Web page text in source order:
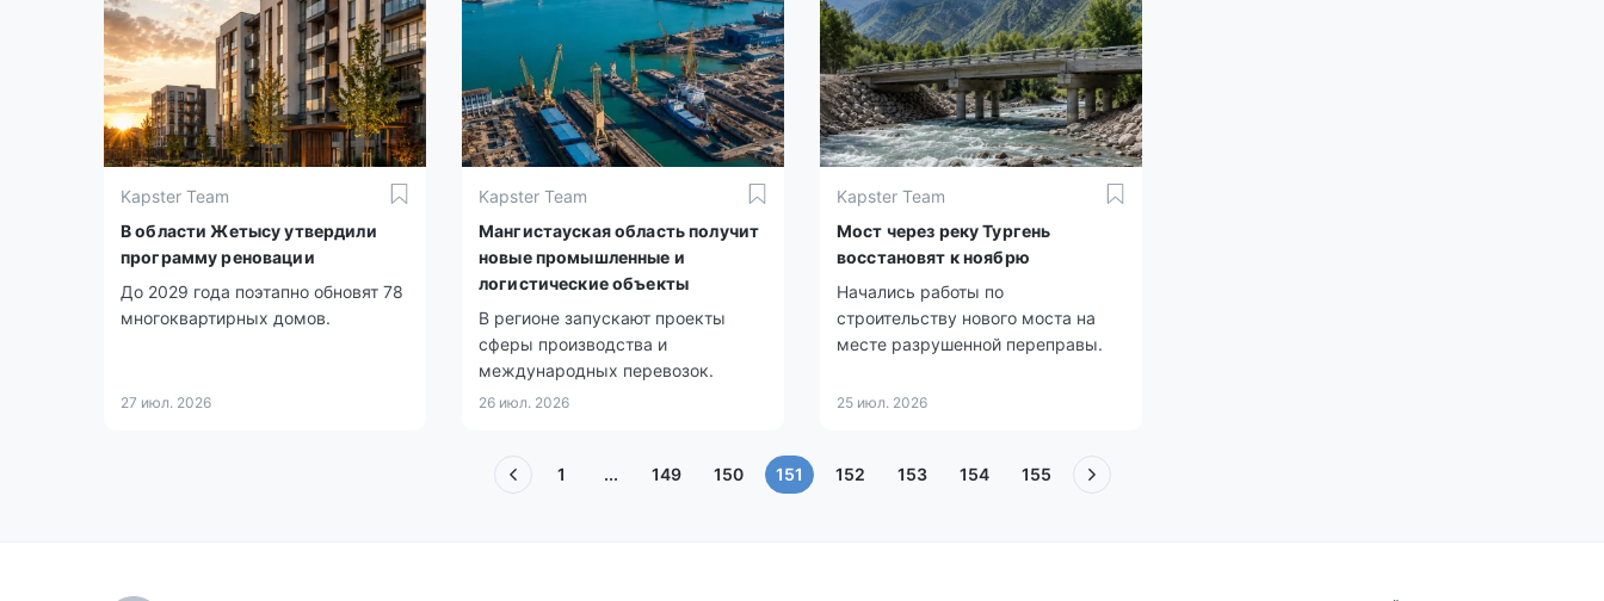
Kapster Team
В области Жетысу утвердили
программу реновации
До 2029 года поэтапно обновят 78
многоквартирных домов.
27 июл. 2026
Kapster Team
Мангистауская область получит
новые промышленные и
логистические объекты
В регионе запускают проекты
сферы производства и
международных перевозок.
26 июл. 2026
Kapster Team
Мост через реку Тургень
восстановят к ноябрю
Начались работы по
строительству нового моста на
месте разрушенной переправы.
25 июл. 2026
1 ... 149 150 151 (текущая)
152 153 154 155